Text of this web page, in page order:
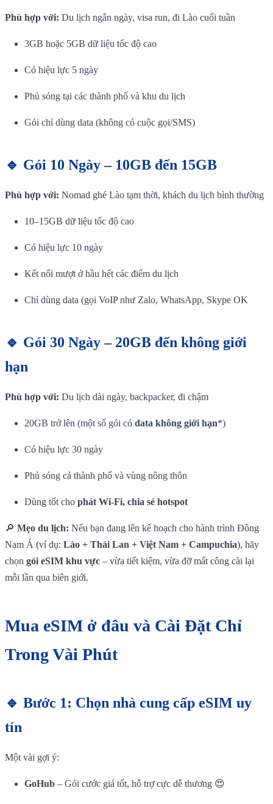
Phù hợp với: Du lịch ngắn ngày, visa run, đi Lào cuối tuần
3GB hoặc 5GB dữ liệu tốc độ cao
Có hiệu lực 5 ngày
Phủ sóng tại các thành phố và khu du lịch
Gói chỉ dùng data (không có cuộc gọi/SMS)
🔹 Gói 10 Ngày – 10GB đến 15GB
Phù hợp với: Nomad ghé Lào tạm thời, khách du lịch bình thường
10–15GB dữ liệu tốc độ cao
Có hiệu lực 10 ngày
Kết nối mượt ở hầu hết các điểm du lịch
Chỉ dùng data (gọi VoIP như Zalo, WhatsApp, Skype OK
🔹 Gói 30 Ngày – 20GB đến không giới
hạn
Phù hợp với: Du lịch dài ngày, backpacker, đi chậm
20GB trở lên (một số gói có data không giới hạn*)
Có hiệu lực 30 ngày
Phủ sóng cả thành phố và vùng nông thôn
Dùng tốt cho phát Wi-Fi, chia sẻ hotspot
🔎 Mẹo du lịch: Nếu bạn đang lên kế hoạch cho hành trình Đông
Nam Á (ví dụ: Lào + Thái Lan + Việt Nam + Campuchia), hãy
chọn gói eSIM khu vực – vừa tiết kiệm, vừa đỡ mất công cài lại
mỗi lần qua biên giới.
Mua eSIM ở đâu và Cài Đặt Chỉ
Trong Vài Phút
🔹 Bước 1: Chọn nhà cung cấp eSIM uy
tín
Một vài gợi ý:
GoHub – Gói cước giá tốt, hỗ trợ cực dễ thương 😍